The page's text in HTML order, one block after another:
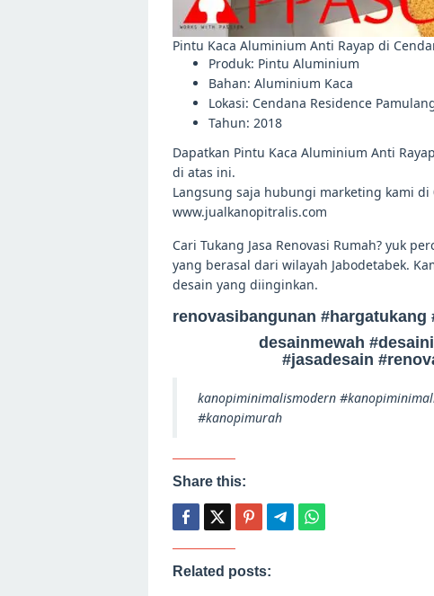
Pintu Kaca Aluminium Anti Rayap di
Produk: Pintu Aluminium
Bahan: Aluminium Kaca
Lokasi: Cendana Residence
Tahun: 2018
Dapatkan Pintu Kaca Aluminium Anti
di atas ini.
Langsung saja hubungi marketing kami di
www.jualkanopitralis.com
Cari Tukang Jasa Renovasi Rumah? yuk
yang berasal dari wilayah Jabodetabek.
desain yang diinginkan.
renovasibangunan
desainmewah
#jasadesain
kanopiminimalismodern
#kanopimurah
Share this:
Related posts: